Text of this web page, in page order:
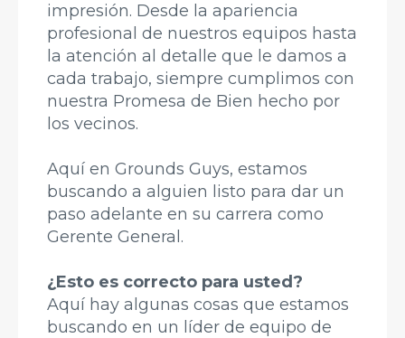
impresión. Desde la apariencia
profesional de nuestros equipos hasta
la atención al detalle que le damos a
cada trabajo, siempre cumplimos con
nuestra Promesa de Bien hecho por
los vecinos.
Aquí en Grounds Guys, estamos
buscando a alguien listo para dar un
paso adelante en su carrera como
Gerente General.
¿Esto es correcto para usted?
Aquí hay algunas cosas que estamos
buscando en un líder de equipo de